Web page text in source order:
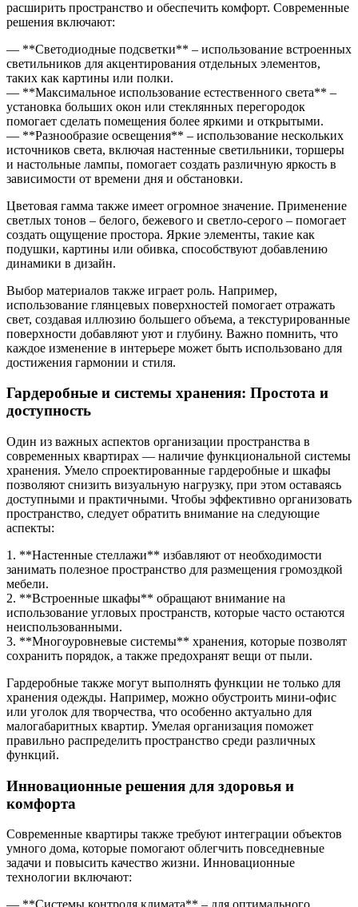
расширить пространство и обеспечить комфорт. Современные
решения включают:
— **Светодиодные подсветки** – использование встроенных
светильников для акцентирования отдельных элементов,
таких как картины или полки.
— **Максимальное использование естественного света** –
установка больших окон или стеклянных перегородок
помогает сделать помещения более яркими и открытыми.
— **Разнообразие освещения** – использование нескольких
источников света, включая настенные светильники, торшеры
и настольные лампы, помогает создать различную яркость в
зависимости от времени дня и обстановки.
Цветовая гамма также имеет огромное значение. Применение
светлых тонов – белого, бежевого и светло-серого – помогает
создать ощущение простора. Яркие элементы, такие как
подушки, картины или обивка, способствуют добавлению
динамики в дизайн.
Выбор материалов также играет роль. Например,
использование глянцевых поверхностей помогает отражать
свет, создавая иллюзию большего объема, а текстурированные
поверхности добавляют уют и глубину. Важно помнить, что
каждое изменение в интерьере может быть использовано для
достижения гармонии и стиля.
Гардеробные и системы хранения: Простота и
доступность
Один из важных аспектов организации пространства в
современных квартирах — наличие функциональной системы
хранения. Умело спроектированные гардеробные и шкафы
позволяют снизить визуальную нагрузку, при этом оставаясь
доступными и практичными. Чтобы эффективно организовать
пространство, следует обратить внимание на следующие
аспекты:
1. **Настенные стеллажи** избавляют от необходимости
занимать полезное пространство для размещения громоздкой
мебели.
2. **Встроенные шкафы** обращают внимание на
использование угловых пространств, которые часто остаются
неиспользованными.
3. **Многоуровневые системы** хранения, которые позволят
сохранить порядок, а также предохранят вещи от пыли.
Гардеробные также могут выполнять функции не только для
хранения одежды. Например, можно обустроить мини-офис
или уголок для творчества, что особенно актуально для
малогабаритных квартир. Умелая организация поможет
правильно распределить пространство среди различных
функций.
Инновационные решения для здоровья и
комфорта
Современные квартиры также требуют интеграции объектов
умного дома, которые помогают облегчить повседневные
задачи и повысить качество жизни. Инновационные
технологии включают: